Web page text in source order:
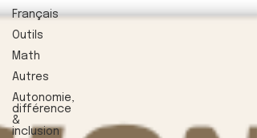
Français
Outils
Math
Autres
Autonomie,
différence
&
inclusion